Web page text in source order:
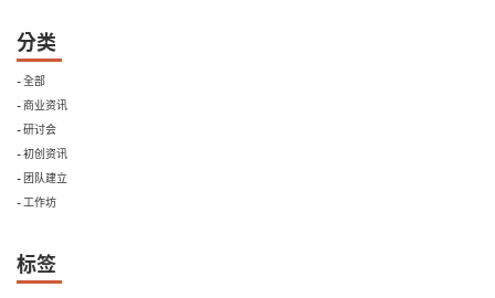
分类
- 全部
- 商业资讯
- 研讨会
- 初创资讯
- 团队建立
- 工作坊
标签